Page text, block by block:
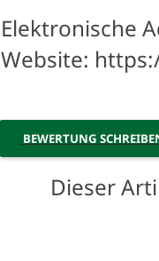
Elektronische
Website:
BEWERTUNG
Dieser